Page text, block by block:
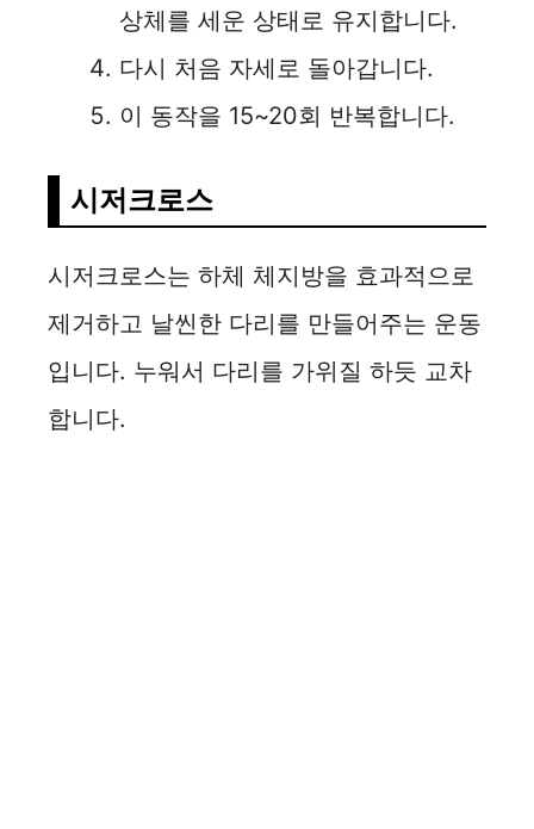
상체를 세운 상태로 유지합니다.
다시 처음 자세로 돌아갑니다.
이 동작을 15~20회 반복합니다.
시저크로스
시저크로스는 하체 체지방을 효과적으로
제거하고 날씬한 다리를 만들어주는 운동
입니다. 누워서 다리를 가위질 하듯 교차
합니다.